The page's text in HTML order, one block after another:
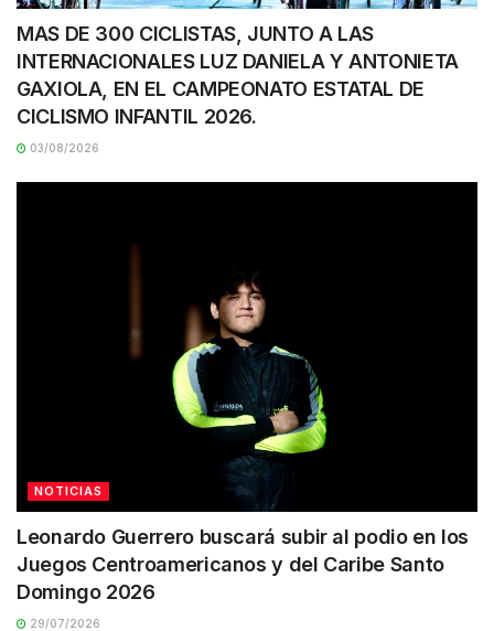
MAS DE 300 CICLISTAS, JUNTO A LAS
INTERNACIONALES LUZ DANIELA Y ANTONIETA
GAXIOLA, EN EL CAMPEONATO ESTATAL DE
CICLISMO INFANTIL 2026.
03/08/2026
NOTICIAS
Leonardo Guerrero buscará subir al podio en los
Juegos Centroamericanos y del Caribe Santo
Domingo 2026
29/07/2026